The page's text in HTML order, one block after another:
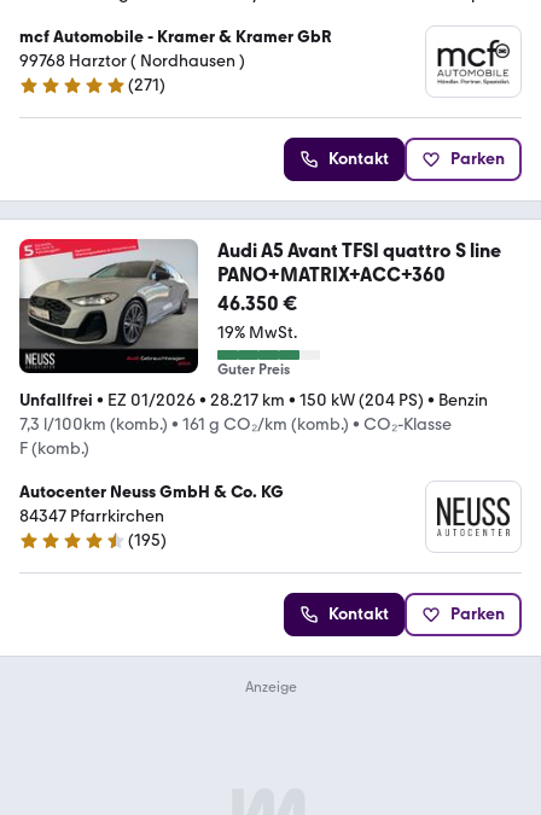
mcf Automobile - Kramer & Kramer GbR
99768 Harztor ( Nordhausen )
4.8 Sterne
(271)
Kontakt Parken
Audi A5 Avant TFSI quattro S line
PANO+MATRIX+ACC+360
46.350 €
19% MwSt.
Guter Preis
Unfallfrei • EZ 01/2026• 28.217 km • 150 kW (204 PS) • Benzin
7,3 l/100km (komb.) • 161 g CO₂/km (komb.) • CO₂-Klasse
F (komb.)
Autocenter Neuss GmbH & Co. KG
84347 Pfarrkirchen
4.5 Sterne
(195)
Kontakt Parken